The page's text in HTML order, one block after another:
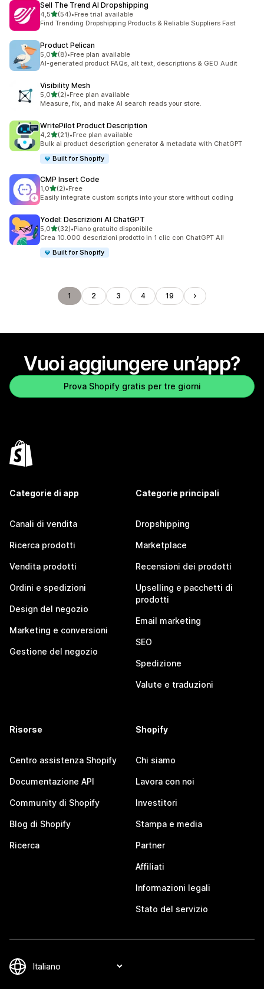
Sell The Trend AI Dropshipping
4,5stelle su 5
(54)
54 recensioni totali
•Free trial available
Find Trending Dropshipping Products & Reliable Suppliers Fast
Product Pelican
5,0stelle su 5
(8)
8 recensioni totali
•Free plan available
AI-generated product FAQs, alt text, descriptions & GEO Audit
Visibility Mesh
5,0stelle su 5
(2)
2 recensioni totali
•Free plan available
Measure, fix, and make AI search reads your store.
WritePilot Product Description
4,2stelle su 5
(21)
21 recensioni totali
•Free plan available
Bulk ai product description generator & metadata with ChatGPT
Built for Shopify
CMP Insert Code
1,0stelle su 5
(2)
2 recensioni totali
•Free
Easily integrate custom scripts into your store without coding
Yodel: Descrizioni AI ChatGPT
5,0stelle su 5
(32)
32 recensioni totali
•Piano gratuito disponibile
Crea 10.000 descrizioni prodotto in 1 clic con ChatGPT AI!
Built for Shopify
1 2 3 4 19
Vuoi aggiungere un’app?
Prova Shopify gratis per tre giorni
Categorie di app
Canali di vendita
Ricerca prodotti
Vendita prodotti
Ordini e spedizioni
Design del negozio
Marketing e conversioni
Gestione del negozio
Categorie principali
Dropshipping
Marketplace
Recensioni dei prodotti
Upselling e pacchetti di
prodotti
Email marketing
SEO
Spedizione
Valute e traduzioni
Risorse
Centro assistenza Shopify
Documentazione API
Community di Shopify
Blog di Shopify
Ricerca
Shopify
Chi siamo
Lavora con noi
Investitori
Stampa e media
Partner
Affiliati
Informazioni legali
Stato del servizio